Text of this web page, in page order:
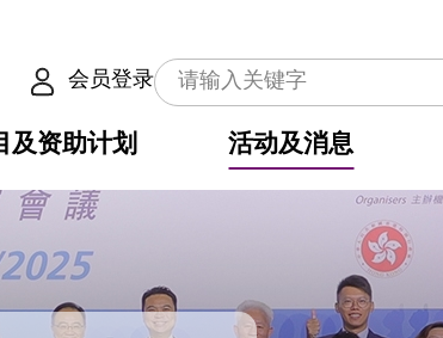
会员登录
及资助计划 活动及消息